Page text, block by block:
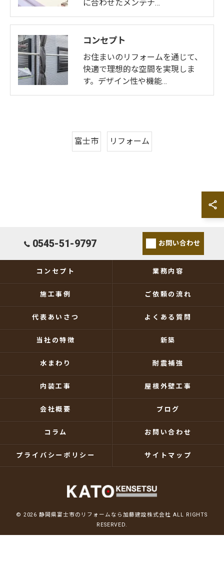
に合わせたメンテナ…
コンセプト
お住まいのリフォームを通じて、
快適で理想的な空間を実現しま
す。デザイン性や機能…
富士市 リフォーム
0545-51-9797 お問い合わせ
コンセプト 業務内容
施工事例 ご依頼の流れ
代表あいさつ よくある質問
当社の特徴 新築
水まわり 耐震補強
内装工事 屋根外壁工事
会社概要 ブログ
コラム お問い合わせ
プライバシーポリシー サイトマップ
© 2026 静岡県富士市のリフォームなら加藤建設株式会社 ALL RIGHTS
RESERVED.